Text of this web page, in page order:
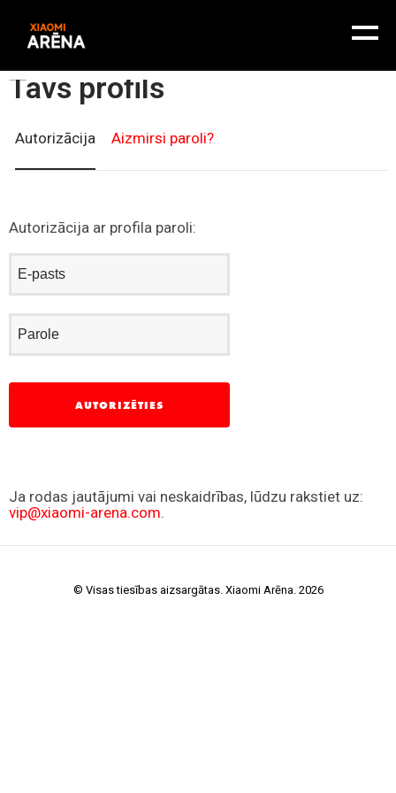
© Visas tiesības aizsargātas. Xiaomi Arēna. 2026